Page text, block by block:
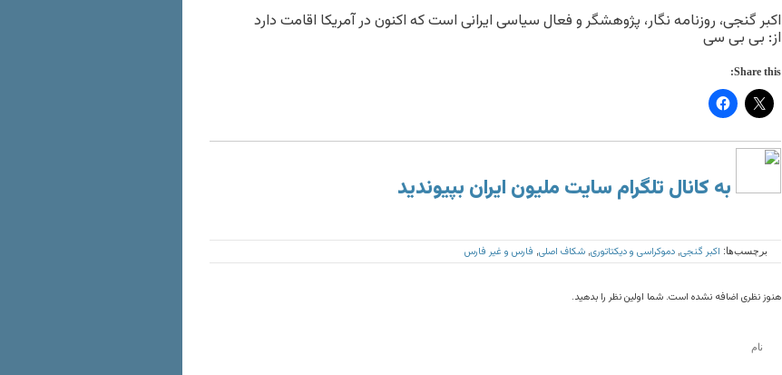
اکبر گنجی، روزنامه نگار، پژوهشگر و فعال سیاسی ایرانی است که اکنون در آمریکا اقامت دارد
از: بی بی سی
Share this:
به کانال تلگرام سایت ملیون ایران بپیوندید
برچسب‌ها: اکبر گنجی دموکراسی و دیکتاتوری شکاف اصلی فارس و غیر فارس
هنوز نظری اضافه نشده است. شما اولین نظر را بدهید.